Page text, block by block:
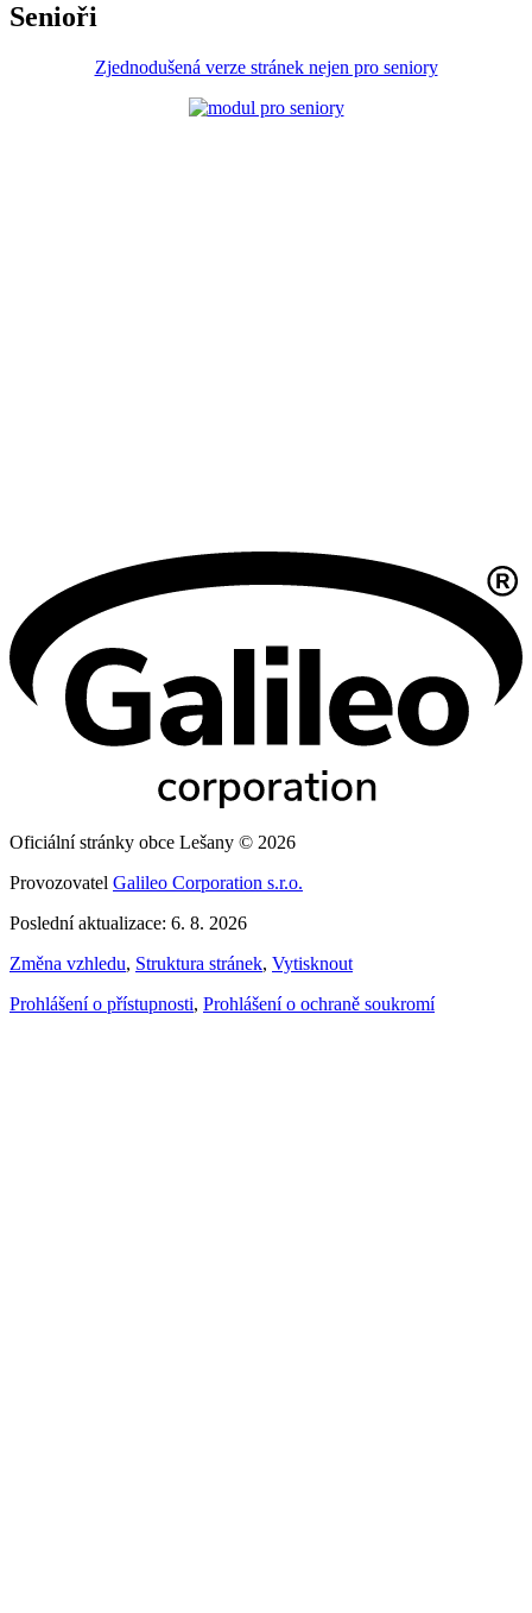
Senioři
Zjednodušená verze stránek nejen pro seniory
Oficiální stránky obce Lešany © 2026
Provozovatel Galileo Corporation s.r.o.
Poslední aktualizace: 6. 8. 2026
Změna vzhledu, Struktura stránek, Vytisknout
Prohlášení o přístupnosti, Prohlášení o ochraně soukromí